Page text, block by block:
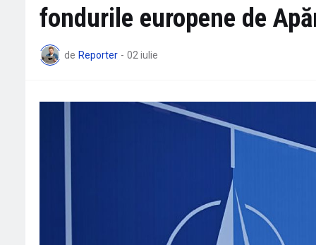
fondurile europene de
de Reporter - 02 iulie